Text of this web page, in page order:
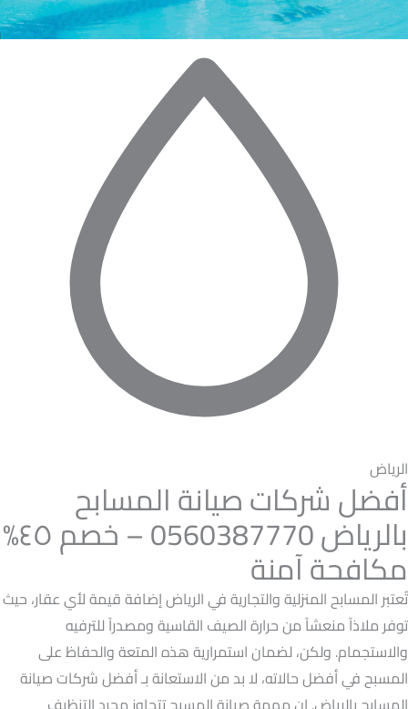
الرياض
أفضل شركات صيانة المسابح
بالرياض 0560387770 – خصم ٤٥%
مكافحة آمنة
تُعتبر المسابح المنزلية والتجارية في الرياض إضافة قيمة لأي عقار، حيث
توفر ملاذاً منعشاً من حرارة الصيف القاسية ومصدراً للترفيه
والاستجمام. ولكن، لضمان استمرارية هذه المتعة والحفاظ على
المسبح في أفضل حالاته، لا بد من الاستعانة بـ أفضل شركات صيانة